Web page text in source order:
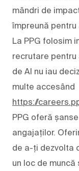
mândri de
împreună
La PPG folosim
recrutare
de AI nu iau
multe accesând
https://
PPG oferă
angajaților.
de a-ți dezvolta
un loc de